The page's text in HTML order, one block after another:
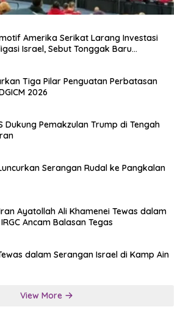
Amerika Serikat Larang Investasi
Israel, Sebut Tonggak Baru
Tiga Pilar Penguatan Perbatasan
2026
Dukung Pemakzulan Trump di Tengah
Serangan Rudal ke Pangkalan
Ayatollah Ali Khamenei Tewas dalam
Ancam Balasan Tegas
dalam Serangan Israel di Kamp Ain
View More